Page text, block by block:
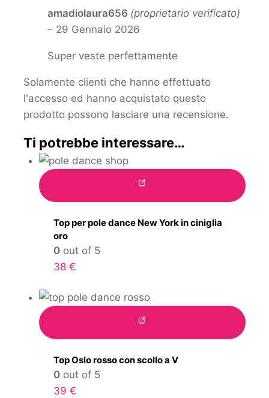
amadiolaura656 (proprietario verificato)
– 29 Gennaio 2026
Super veste perfettamente
Solamente clienti che hanno effettuato
l'accesso ed hanno acquistato questo
prodotto possono lasciare una recensione.
Ti potrebbe interessare…
Top per pole dance New York in ciniglia
oro
0out of 5
38 €
Top Oslo rosso con scollo a V
0out of 5
39 €